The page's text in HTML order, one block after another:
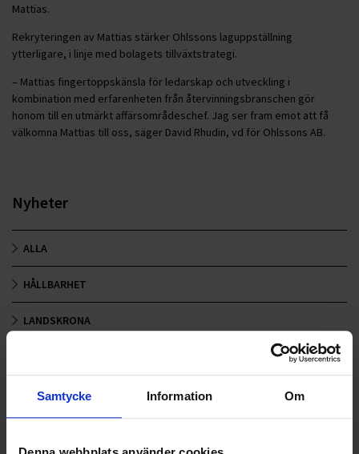
Samtycke Information Om
Mattias.
Rekryteringen av Mattias stärker Ohlssons laguppställning
ytterligare, i linje med bolagets tillväxtstrategi.
– Mattias fingertoppskänsla för ledarskap och utveckling i
kombination med erfarenheten från återvinningsbranschen gör
honom till en utmärkt affärsområdeschef. Jag ser fram emot att få
välkomna Mattias till oss, säger David Rhudin, vd för Ohlssons AB.
Nyheter
ALLA
HÅLLBARHET
LANDSKRONA
OHLSSONS REGION MITT